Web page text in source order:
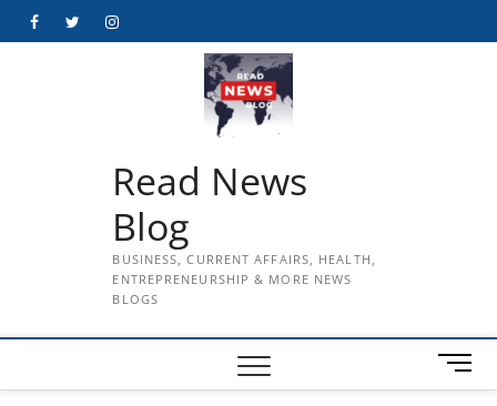
FacebookTwitterInstagram
Read News
Blog
BUSINESS, CURRENT AFFAIRS, HEALTH,
ENTREPRENEURSHIP & MORE NEWS
BLOGS
M
e